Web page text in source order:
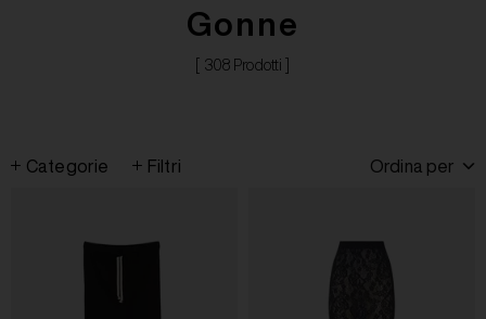
Gonne
[ 308 Prodotti ]
Categorie Filtri Ordina per